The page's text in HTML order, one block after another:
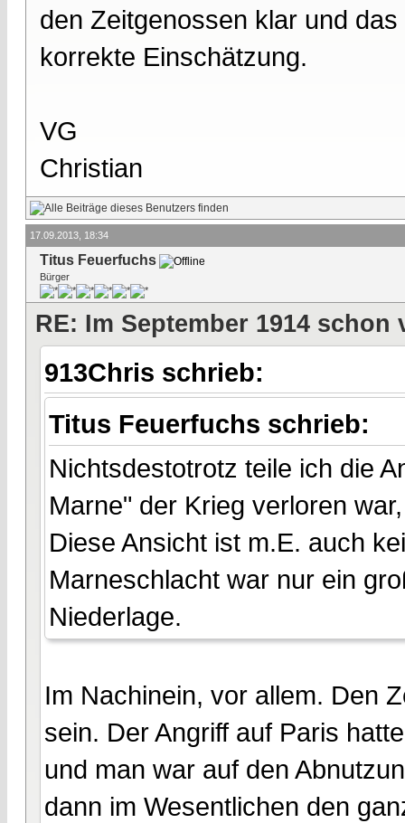
den Zeitgenossen klar und
korrekte Einschätzung.
VG
Christian
17.09.2013, 18:34
Titus Feuerfuchs
Bürger
RE: Im September 1914 schon
913Chris schrieb:
Titus Feuerfuchs schrieb:
Nichtsdestotrotz teile ich die
Marne" der Krieg verloren
Diese Ansicht ist m.E. auch
Marneschlacht war nur ein
Niederlage.
Im Nachinein, vor allem. Den
sein. Der Angriff auf Paris
und man war auf den
dann im Wesentlichen den